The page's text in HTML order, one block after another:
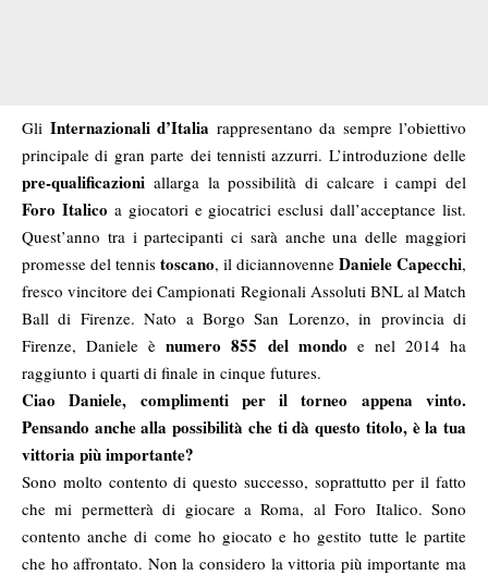
Gli Internazionali d’Italia rappresentano da sempre l’obiettivo
principale di gran parte dei tennisti azzurri. L’introduzione delle
pre-qualificazioni allarga la possibilità di calcare i campi del
Foro Italico a giocatori e giocatrici esclusi dall’acceptance list.
Quest’anno tra i partecipanti ci sarà anche una delle maggiori
promesse del tennis toscano, il diciannovenne Daniele Capecchi,
fresco vincitore dei Campionati Regionali Assoluti BNL al Match
Ball di Firenze. Nato a Borgo San Lorenzo, in provincia di
Firenze, Daniele ènumero 855 del mondo e nel 2014 ha
raggiunto i quarti di finale in cinque futures.
Ciao Daniele, complimenti per il torneo appena vinto.
Pensando anche alla possibilità che ti dà questo titolo, è la tua
vittoria più importante?
Sono molto contento di questo successo, soprattutto per il fatto
che mi permetterà di giocare a Roma, al Foro Italico. Sono
contento anche di come ho giocato e ho gestito tutte le partite
che ho affrontato. Non la considero la vittoria più importante ma